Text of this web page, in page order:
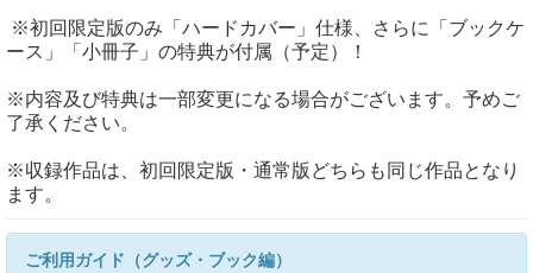
※初回限定版のみ「ハードカバー」仕様、さらに「ブックケ
ース」「小冊子」の特典が付属（予定）！
※内容及び特典は一部変更になる場合がございます。予めご
了承ください。
※収録作品は、初回限定版・通常版どちらも同じ作品となり
ます。
ご利用ガイド（グッズ・ブック編）